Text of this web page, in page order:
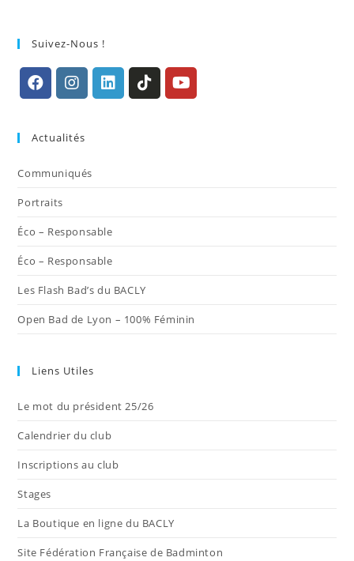
Suivez-Nous !
un
nouvel
nouvel
Actualités
Communiqués
Portraits
Éco – Responsable
Éco – Responsable
Les Flash Bad’s du BACLY
Open Bad de Lyon – 100% Féminin
Liens Utiles
Le mot du président 25/26
Calendrier du club
Inscriptions au club
Stages
La Boutique en ligne du BACLY
Site Fédération Française de Badminton